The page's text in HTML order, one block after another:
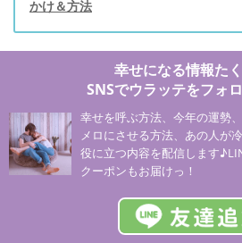
かけ＆方法
幸せになる情報た
SNSでウラッテをフォ
幸せを呼ぶ方法、今年の運勢
メロにさせる方法、あの人が
役に立つ内容を配信します
クーポンもお届けっ！